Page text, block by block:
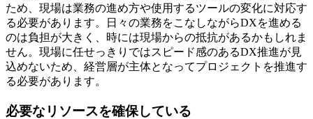
ため、現場は業務の進め方や使用するツールの変化に対応す
る必要があります。日々の業務をこなしながらDXを進める
のは負担が大きく、時には現場からの抵抗があるかもしれま
せん。現場に任せっきりではスピード感のあるDX推進が見
込めないため、経営層が主体となってプロジェクトを推進す
る必要があります。
必要なリソースを確保している